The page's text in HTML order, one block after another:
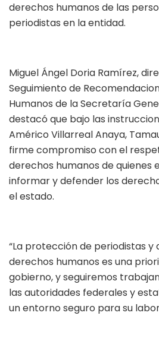
derechos humanos de las
periodistas en la entidad.
Miguel Ángel Doria Ramírez,
Seguimiento de
Humanos de la Secretaría
destacó que bajo las
Américo Villarreal Anaya,
firme compromiso con el
derechos humanos de quienes
informar y defender los
el estado.
“La protección de periodistas y
derechos humanos es una
gobierno, y seguiremos
las autoridades federales y
un entorno seguro para su